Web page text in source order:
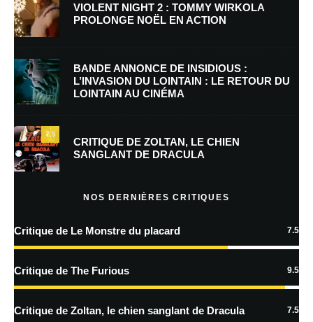
Nom*
E-mail* Site web
mon prochain commentaire.
plus sur la façon dont les données de vos commentaires sont
VIOLENT NIGHT 2 : TOMMY WIRKOLA
PROLONGE NOËL EN ACTION
BANDE ANNONCE DE INSIDIOUS :
L’INVASION DU LOINTAIN : LE RETOUR DU
LOINTAIN AU CINÉMA
7.5
CRITIQUE DE ZOLTAN, LE CHIEN
SANGLANT DE DRACULA
NOS DERNIÈRES CRITIQUES
Critique de Le Monstre du placard 7.5
Critique de The Furious 9.5
Critique de Zoltan, le chien sanglant de Dracula 7.5